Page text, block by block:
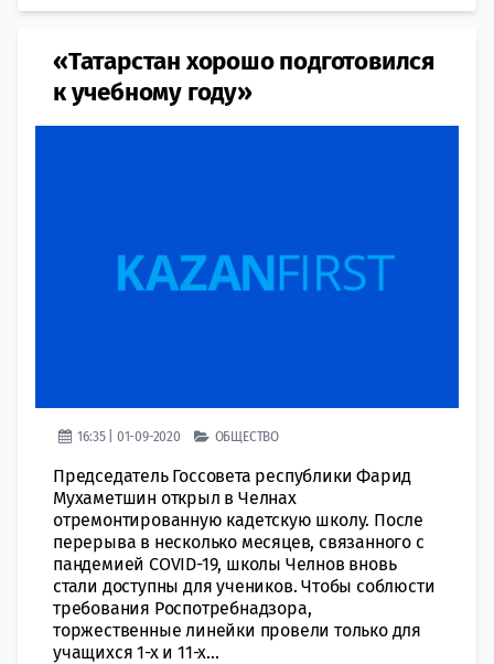
«Татарстан хорошо подготовился
к учебному году»
16:35 | 01-09-2020 ОБЩЕСТВО
Председатель Госсовета республики Фарид
Мухаметшин открыл в Челнах
отремонтированную кадетскую школу. После
перерыва в несколько месяцев, связанного с
пандемией COVID-19, школы Челнов вновь
стали доступны для учеников. Чтобы соблюсти
требования Роспотребнадзора,
торжественные линейки провели только для
учащихся 1-х и 11-х...